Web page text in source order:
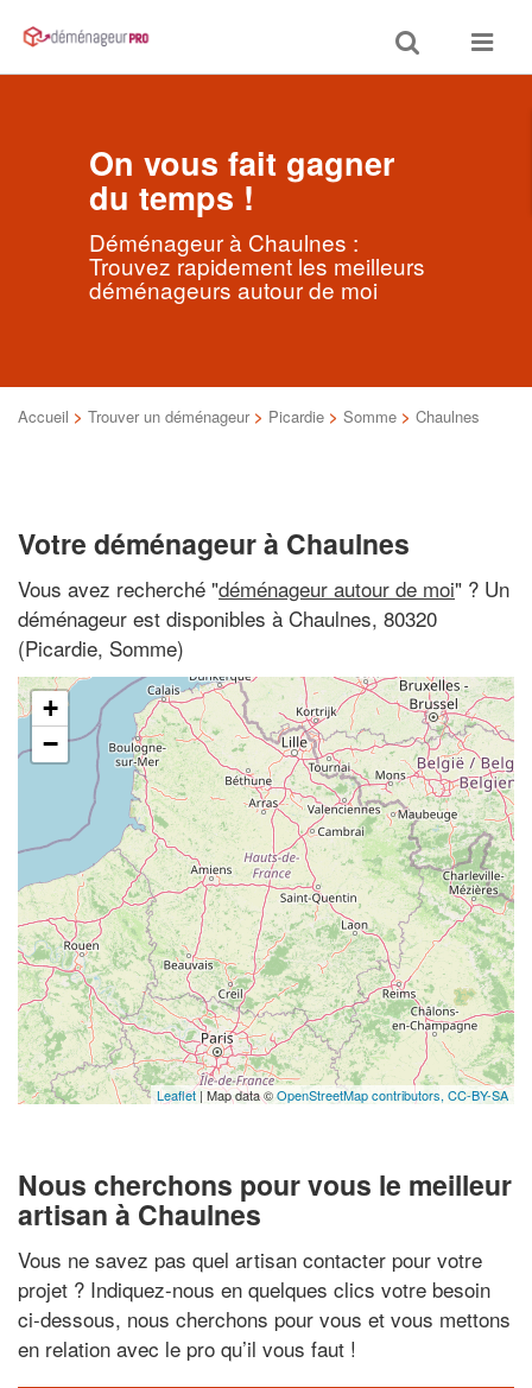
Toggle
search
Toggle
On vous fait gagner
du temps !
Déménageur à Chaulnes :
Trouvez rapidement les meilleurs
déménageurs autour de moi
Accueil > Trouver un déménageur > Picardie > Somme > Chaulnes
Votre déménageur à Chaulnes
Vous avez recherché "déménageur autour de moi" ? Un
déménageur est disponibles à Chaulnes, 80320
(Picardie, Somme)
+
−
Leaflet | Map data ©OpenStreetMap contributors, CC-BY-SA
Nous cherchons pour vous le meilleur
artisan à Chaulnes
Vous ne savez pas quel artisan contacter pour votre
projet ? Indiquez-nous en quelques clics votre besoin
ci-dessous, nous cherchons pour vous et vous mettons
en relation avec le pro qu’il vous faut !